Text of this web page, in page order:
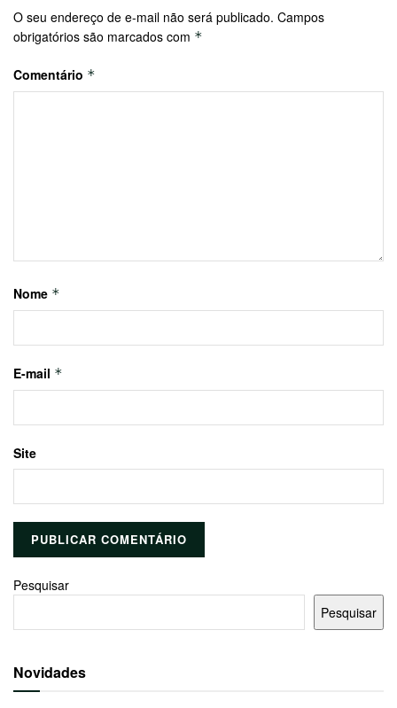
O seu endereço de e-mail não será publicado. Campos
obrigatórios são marcados com *
Comentário *
Nome *
E-mail *
Site
Pesquisar
Pesquisar
Novidades